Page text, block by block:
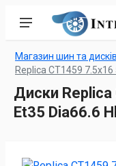
Магазин шин та
Replica CT1459
Диски
Et35 Dia66.6